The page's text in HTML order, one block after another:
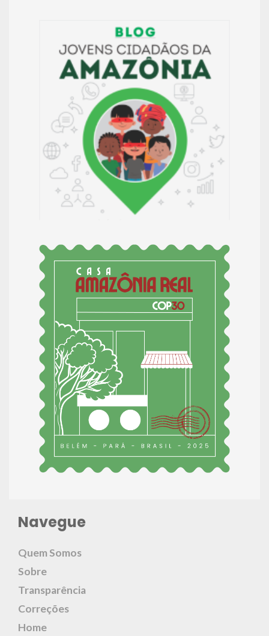
Navegue
Quem Somos
Sobre
Transparência
Correções
Home